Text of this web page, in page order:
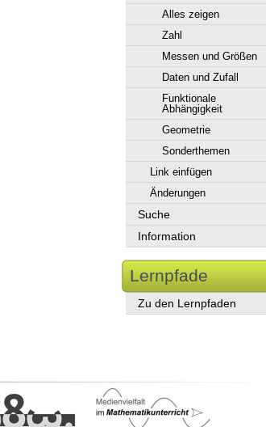
Alles zeigen
Zahl
Messen und Größen
Daten und Zufall
Funktionale
Abhängigkeit
Geometrie
Sonderthemen
Link einfügen
Änderungen
Suche
Information
Lernpfade
Zu den Lernpfaden